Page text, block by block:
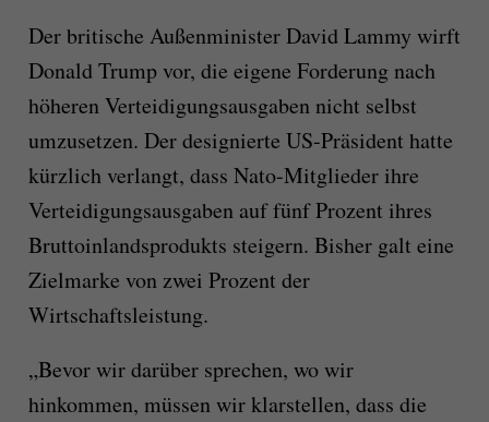
Der britische Außenminister David Lammy wirft
Donald Trump vor, die eigene Forderung nach
höheren Verteidigungsausgaben nicht selbst
umzusetzen. Der designierte US-Präsident hatte
kürzlich verlangt, dass Nato-Mitglieder ihre
Verteidigungsausgaben auf fünf Prozent ihres
Bruttoinlandsprodukts steigern. Bisher galt eine
Zielmarke von zwei Prozent der
Wirtschaftsleistung.
„Bevor wir darüber sprechen, wo wir
hinkommen, müssen wir klarstellen, dass die